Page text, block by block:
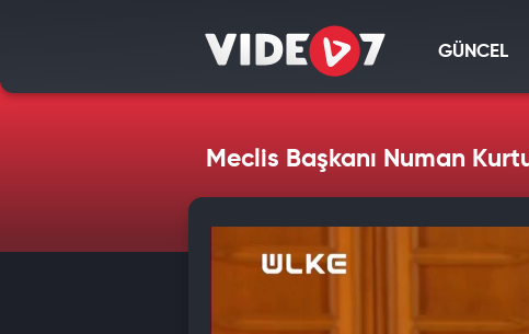
GÜNCEL
Meclis Başkanı Numan